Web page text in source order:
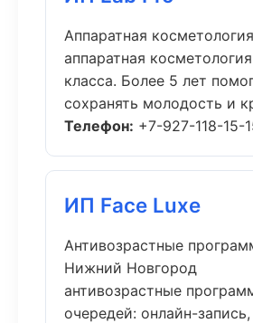
Аппаратная
аппаратная
класса. Более 5 лет
сохранять молодость и
Телефон: +7-927-118-15-
ИП Face Luxe
Антивозрастные
Нижний Новгород
антивозрастные
очередей: онлайн-